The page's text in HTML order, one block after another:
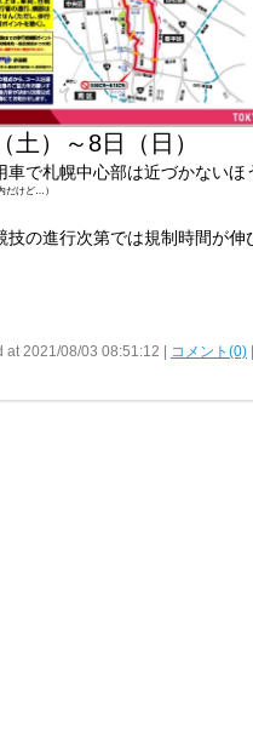
土）～8日（日）
車で札幌中心部は近づかないほ
だけど…）
技の進行次第では規制時間が
at 2021/08/03 08:51:12 | コメント(0)